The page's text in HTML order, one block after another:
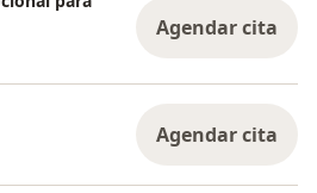
los pagos pueden
segura a través de PayPal. En
están disponibles Nequi y
Agendar cita
Agendar cita